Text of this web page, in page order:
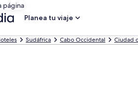
página
Planea tu viaje
Sudáfrica Cabo Occidental Ciudad